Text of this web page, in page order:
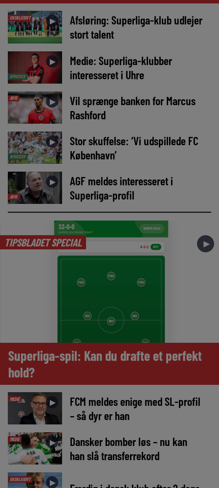
EKSKLUSIVT ►
Afsløring: Superliga-klub udlejer
stort talent
NYHEDER
►
Medie: Superliga-klubber
interesseret i Uhre
AVIS ►
Vil sprænge banken for Marcus
Rashford
NYHEDER
►
Stor skuffelse: ‘Vi udspillede FC
København’
AVIS
►
AGF meldes interesseret i
Superliga-profil
TIPSBLADET SPECIAL ►
Superliga-spil: Kan du drafte et perfekt
hold?
MEDIE ►
FCM meldes enige med SL-profil
– så dyr er han
MEDIE ►
Dansker bomber løs – nu kan
han slå transferrekord
EKSKLUSIVT ►